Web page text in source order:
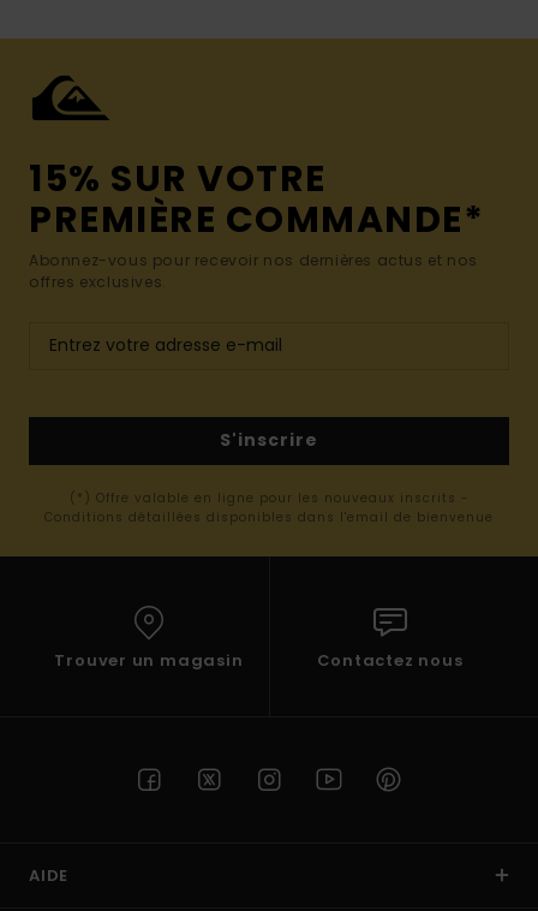
15% SUR VOTRE
PREMIÈRE COMMANDE*
Abonnez-vous pour recevoir nos dernières actus et nos
offres exclusives.
S'inscrire
(*) Offre valable en ligne pour les nouveaux inscrits -
Conditions détaillées disponibles dans l'email de bienvenue
Trouver un magasin Contactez nous
AIDE